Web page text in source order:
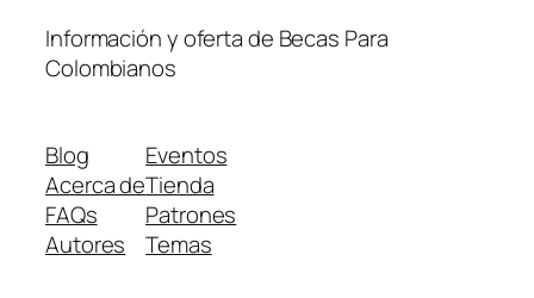
Información y oferta de Becas Para
Colombianos
Blog
Acerca de
FAQs
Autores
Eventos
Tienda
Patrones
Temas